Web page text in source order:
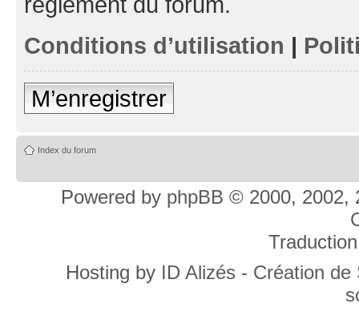
Conditions d’utilisation |
M’enregistrer
Index du forum
Powered by phpBB © 2000, 2002,
Hosting by ID Alizés - Création